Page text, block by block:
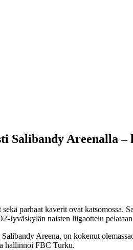
Salibandy Areenalla
parhaat kaverit ovat
naisten liigaottelu
Areena, on kokenut
hallinnoi FBC Turku.